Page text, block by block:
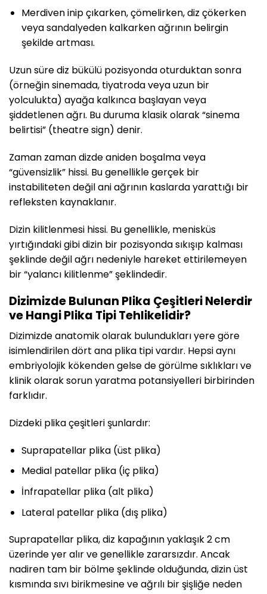
Merdiven inip çıkarken, çömelirken, diz çökerken
veya sandalyeden kalkarken ağrının belirgin
şekilde artması.
Uzun süre diz bükülü pozisyonda oturduktan sonra
(örneğin sinemada, tiyatroda veya uzun bir
yolculukta) ayağa kalkınca başlayan veya
şiddetlenen ağrı. Bu duruma klasik olarak “sinema
belirtisi” (theatre sign) denir.
Zaman zaman dizde aniden boşalma veya
“güvensizlik” hissi. Bu genellikle gerçek bir
instabiliteten değil ani ağrının kaslarda yarattığı bir
refleksten kaynaklanır.
Dizin kilitlenmesi hissi. Bu genellikle, menisküs
yırtığındaki gibi dizin bir pozisyonda sıkışıp kalması
şeklinde değil ağrı nedeniyle hareket ettirilemeyen
bir “yalancı kilitlenme” şeklindedir.
Dizimizde Bulunan Plika Çeşitleri Nelerdir
ve Hangi Plika Tipi Tehlikelidir?
Dizimizde anatomik olarak bulundukları yere göre
isimlendirilen dört ana plika tipi vardır. Hepsi aynı
embriyolojik kökenden gelse de görülme sıklıkları ve
klinik olarak sorun yaratma potansiyelleri birbirinden
farklıdır.
Dizdeki plika çeşitleri şunlardır:
Suprapatellar plika (üst plika)
Medial patellar plika (iç plika)
İnfrapatellar plika (alt plika)
Lateral patellar plika (dış plika)
Suprapatellar plika, diz kapağının yaklaşık 2 cm
üzerinde yer alır ve genellikle zararsızdır. Ancak
nadiren tam bir bölme şeklinde olduğunda, dizin üst
kısmında sıvı birikmesine ve ağrılı bir şişliğe neden